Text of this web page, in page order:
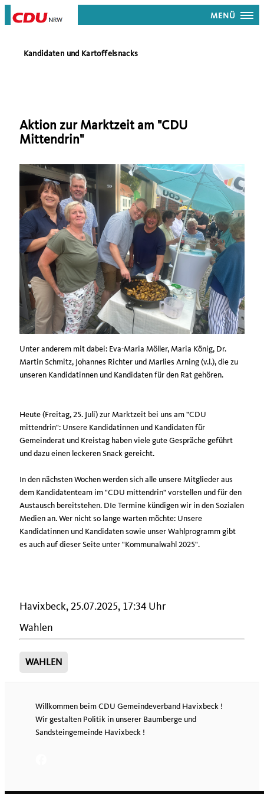
MENÜ
Kandidaten und Kartoffelsnacks
Aktion zur Marktzeit am "CDU
Mittendrin"
Unter anderem mit dabei: Eva-Maria Möller, Maria König, Dr.
Martin Schmitz, Johannes Richter und Marlies Arning (v.l.), die zu
unseren Kandidatinnen und Kandidaten für den Rat gehören.
Heute (Freitag, 25. Juli) zur Marktzeit bei uns am "CDU
mittendrin": Unsere Kandidatinnen und Kandidaten für
Gemeinderat und Kreistag haben viele gute Gespräche geführt
und dazu einen leckeren Snack gereicht.
In den nächsten Wochen werden sich alle unsere Mitglieder aus
dem Kandidatenteam im "CDU mittendrin" vorstellen und für den
Austausch bereitstehen. DIe Termine kündigen wir in den Sozialen
Medien an. Wer nicht so lange warten möchte: Unsere
Kandidatinnen und Kandidaten sowie unser Wahlprogramm gibt
es auch auf dieser Seite unter "Kommunalwahl 2025".
Havixbeck, 25.07.2025, 17:34 Uhr
Wahlen
WAHLEN
Willkommen beim CDU Gemeindeverband Havixbeck !
Wir gestalten Politik in unserer Baumberge und
Sandsteingemeinde Havixbeck !